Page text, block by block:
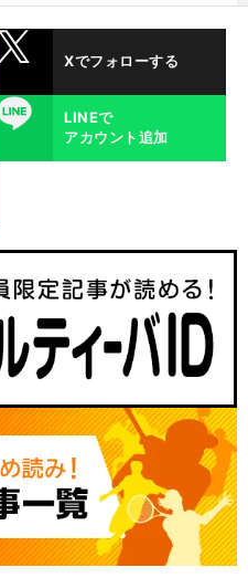
Xでフォローする
LINEで
アカウント追加